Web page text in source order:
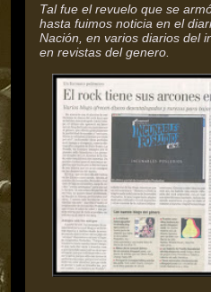
Tal fue el revuelo que se
hasta fuimos noticia en el
Nación, en varios diarios del
en revistas del genero.